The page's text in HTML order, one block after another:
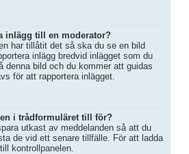
inlägg till en moderator?
har tillåtit det så ska du se en bild
inlägg bredvid inlägget som du
denna bild och du kommer att guidas
för att rapportera inlägget.
i trådformuläret till för?
utkast av meddelanden så att du
de vid ett senare tillfälle. För att ladda
kontrollpanelen.